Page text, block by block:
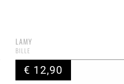
LAMY
BILLE
€ 12,90